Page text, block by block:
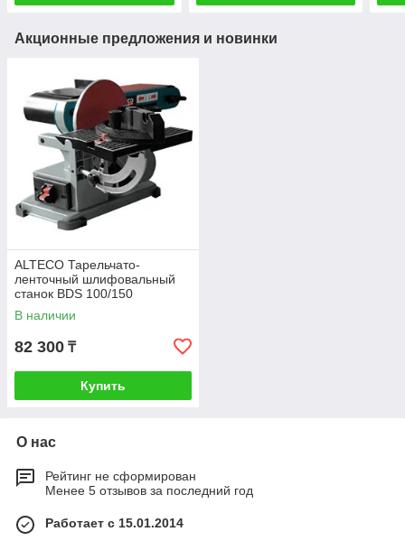
Акционные предложения и новинки
ALTECO Тарельчато-
ленточный шлифовальный
станок BDS 100/150
В наличии
82 300 ₸
Купить
О нас
Рейтинг не сформирован
Менее 5 отзывов за последний год
Работает с 15.01.2014